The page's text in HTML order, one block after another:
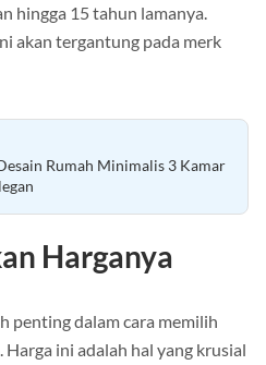
hingga 15 tahun lamanya.
akan tergantung pada merk
Rumah Minimalis 3 Kamar
Harganya
penting dalam cara memilih
ini adalah hal yang krusial